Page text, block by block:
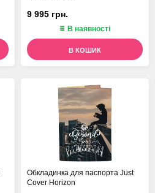
9 995 грн.
В наявності
В КОШИК
Обкладинка для паспорта Just
Cover Horizon